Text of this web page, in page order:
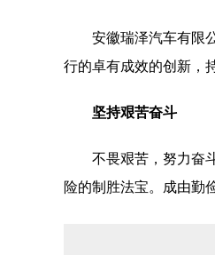
安徽瑞泽汽车有限
行的卓有成效的创新，
坚持艰苦奋斗
不畏艰苦，努力奋
险的制胜法宝。成由勤